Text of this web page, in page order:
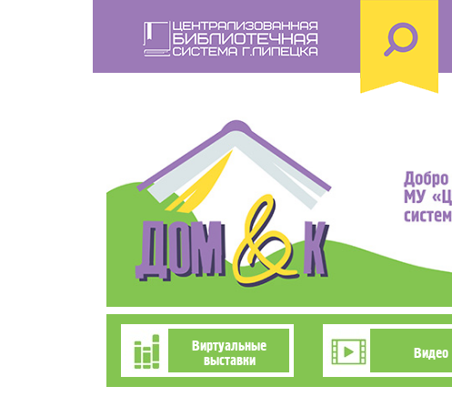
Познавательно-
развлекательное
Виртуальные
выставки
Видео